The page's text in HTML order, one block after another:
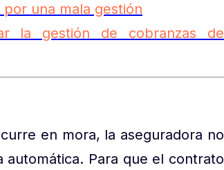
una mala gestión
la gestión de cobranzas de
en mora, la aseguradora no
Para que el contrato